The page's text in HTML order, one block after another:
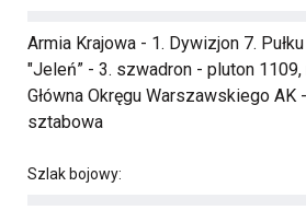
Armia Krajowa - 1. Dywizjon 7.
"Jeleń” - 3. szwadron - pluton
Główna Okręgu Warszawskiego AK
sztabowa
Szlak bojowy: